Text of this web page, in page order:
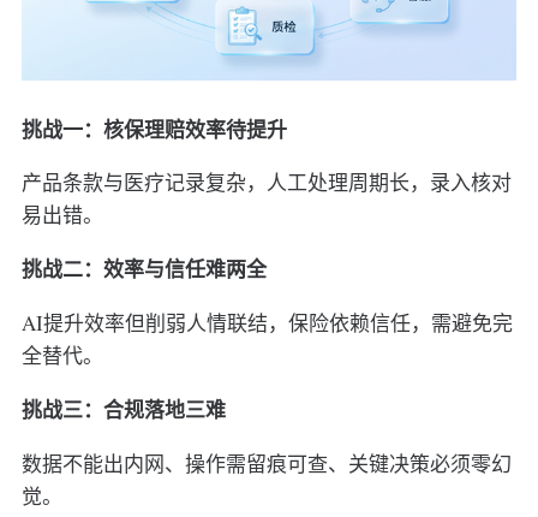
挑战一：核保理赔效率待提升
产品条款与医疗记录复杂，人工处理周期长，录入核对
易出错。
挑战二：效率与信任难两全
AI提升效率但削弱人情联结，保险依赖信任，需避免完
全替代。
挑战三：合规落地三难
数据不能出内网、操作需留痕可查、关键决策必须零幻
觉。